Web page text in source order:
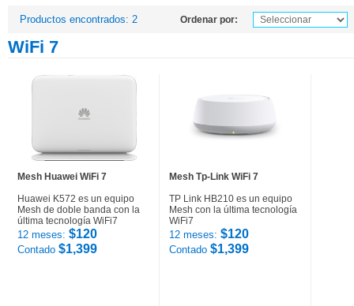
Productos encontrados: 2 Ordenar por:
WiFi 7
Mesh Huawei WiFi 7
Huawei K572 es un equipo
Mesh de doble banda con la
última tecnología WiFi7
12 meses: $120
Contado $1,399
Mesh Tp-Link WiFi 7
TP Link HB210 es un equipo
Mesh con la última tecnología
WiFi7
12 meses: $120
Contado $1,399